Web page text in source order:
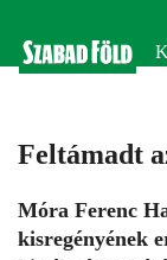
Feltámadt
Móra Ferenc
kisregényének